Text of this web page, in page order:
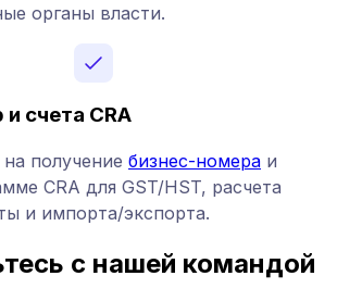
органы власти.
счета CRA
получение бизнес-номера и
CRA для GST/HST, расчета
и импорта/экспорта.
с нашей командой